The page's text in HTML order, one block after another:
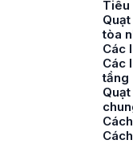
Tiêu
tòa
Các
Các
tầng